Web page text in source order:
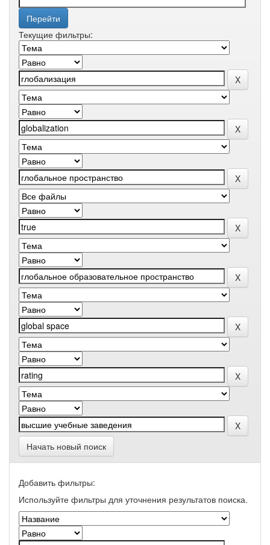
Текущие фильтры:
Начать новый поиск
Добавить фильтры:
Используйте фильтры для уточнения результатов поиска.